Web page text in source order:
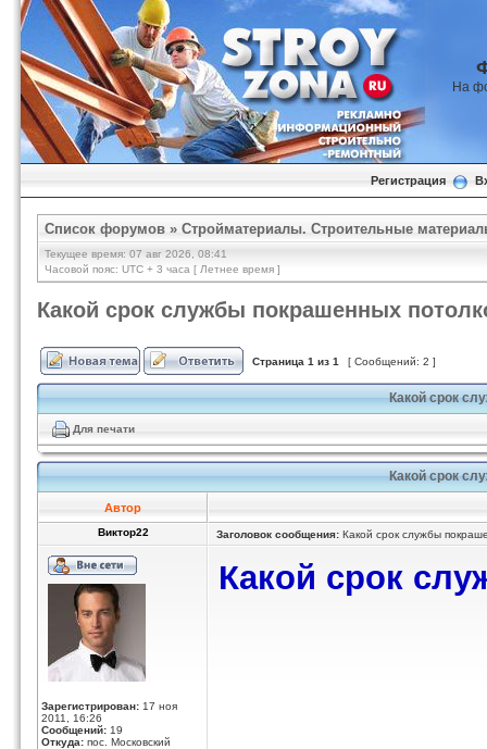
На
Регистрация
Список форумов » Стройматериалы. Строительные
Текущее время: 07 авг 2026, 08:41
Часовой пояс: UTC + 3 часа [ Летнее время ]
Какой срок службы покрашенных
Страница 1 из 1 [ Сообщений: 2 ]
Какой срок
Для печати
Какой срок
Автор
Виктор22 Заголовок сообщения: Какой срок службы
Зарегистрирован: 17 ноя
2011, 16:26
Сообщений: 19
Откуда: пос. Московский
Какой срок